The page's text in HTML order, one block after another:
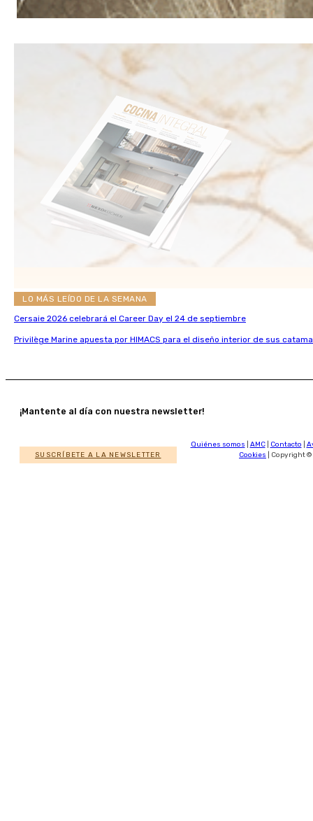
LO MÁS LEÍDO DE LA SEMANA
Cersaie 2026 celebrará el Career Day el 24 de septiembre
Privilège Marine apuesta por HIMACS para el diseño interior de sus
¡Mantente al día con nuestra newsletter!
SUSCRÍBETE A LA NEWSLETTER
Quiénes somos AMC| Contacto
Cookies | Copyright